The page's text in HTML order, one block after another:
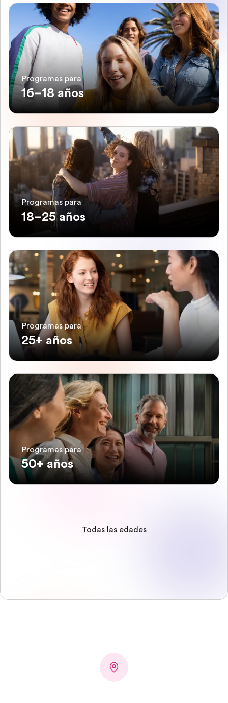
Programas para
16–18 años
Programas para
18–25 años
Programas para
25+ años
Programas para
50+ años
Todas las edades